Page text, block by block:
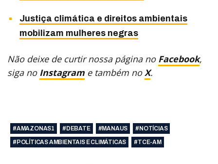
Justiça climática e direitos ambientais
mobilizam mulheres negras
Não deixe de curtir nossa página no Facebook,
siga no Instagram e também noX.
#AMAZONAS1 #DEBATE #MANAUS
#NOTÍCIAS
#POLÍTICAS AMBIENTAIS E CLIMÁTICAS
#TCE-AM